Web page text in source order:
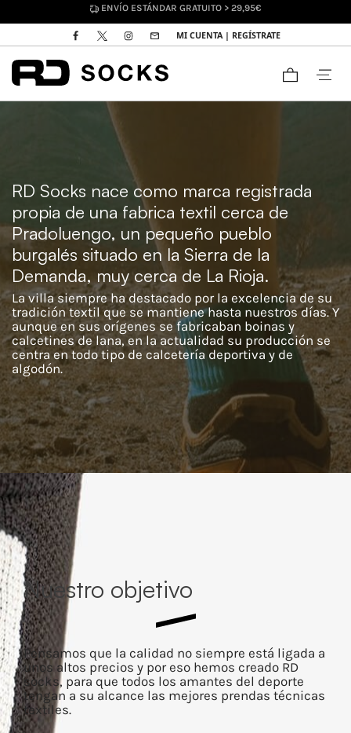
DEVOLUCIONES HASTA 30 DÍAS
MI CUENTA | REGÍSTRATE
RD Socks nace como marca registrada
propia de una fabrica textil cerca de
Pradoluengo, un pequeño pueblo
burgalés situado en la Sierra de la
Demanda, muy cerca de La Rioja.
La villa siempre ha destacado por la excelencia de su
tradición textil que se mantiene hasta nuestros días. Y
aunque en sus orígenes se fabricaban boinas y
calcetines de lana, en la actualidad su producción se
centra en todo tipo de calcetería deportiva y de
algodón.
Nuestro objetivo
Pensamos que la calidad no siempre está ligada a
unos altos precios y por eso hemos creado RD
socks, para que todos los amantes del deporte
tengan a su alcance las mejores prendas técnicas
textiles.